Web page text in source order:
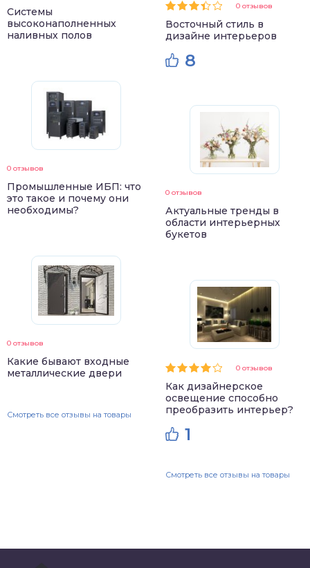
Системы
высоконаполненных
наливных полов
0 отзывов
Промышленные ИБП: что
это такое и почему они
необходимы?
0 отзывов
Какие бывают входные
металлические двери
Смотреть все отзывы на товары
0 отзывов
Восточный стиль в
дизайне интерьеров
8
0 отзывов
Актуальные тренды в
области интерьерных
букетов
0 отзывов
Как дизайнерское
освещение способно
преобразить интерьер?
1
Смотреть все отзывы на товары